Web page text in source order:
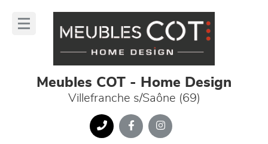
Meubles COT - Home Design
Villefranche s/Saône (69)